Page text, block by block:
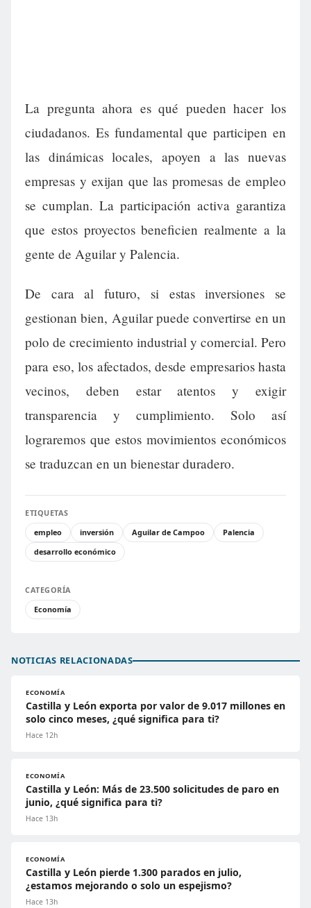
La pregunta ahora es qué pueden hacer los
ciudadanos. Es fundamental que participen en
las dinámicas locales, apoyen a las nuevas
empresas y exijan que las promesas de empleo
se cumplan. La participación activa garantiza
que estos proyectos beneficien realmente a la
gente de Aguilar y Palencia.
De cara al futuro, si estas inversiones se
gestionan bien, Aguilar puede convertirse en un
polo de crecimiento industrial y comercial. Pero
para eso, los afectados, desde empresarios hasta
vecinos, deben estar atentos y exigir
transparencia y cumplimiento. Solo así
lograremos que estos movimientos económicos
se traduzcan en un bienestar duradero.
ETIQUETAS
empleo
inversión Aguilar de Campoo
Palencia
desarrollo económico
CATEGORÍA
Economía
NOTICIAS RELACIONADAS
ECONOMÍA
Castilla y León exporta por valor de 9.017 millones en
solo cinco meses, ¿qué significa para ti?
Hace 12h
ECONOMÍA
Castilla y León: Más de 23.500 solicitudes de paro en
junio, ¿qué significa para ti?
Hace 13h
ECONOMÍA
Castilla y León pierde 1.300 parados en julio,
¿estamos mejorando o solo un espejismo?
Hace 13h